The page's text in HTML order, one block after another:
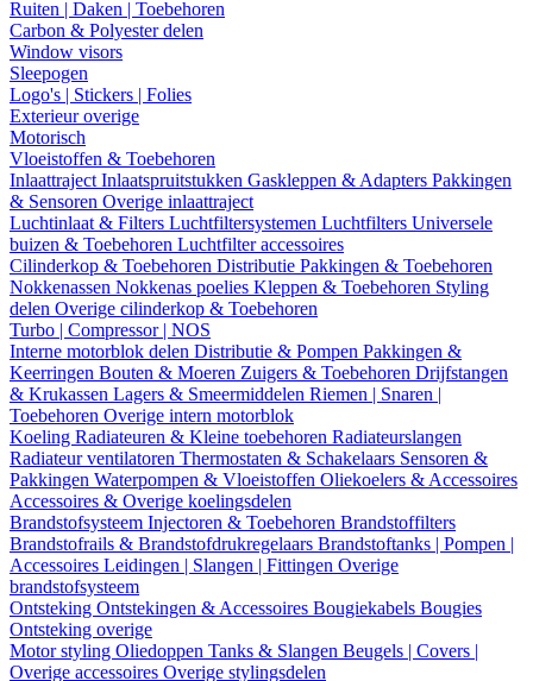
Ruiten | Daken | Toebehoren
Carbon & Polyester delen
Window visors
Sleepogen
Logo's | Stickers | Folies
Exterieur overige
Motorisch
Vloeistoffen & Toebehoren
Inlaattraject Inlaatspruitstukken Gaskleppen & Adapters Pakkingen
& Sensoren Overige inlaattraject
Luchtinlaat & Filters Luchtfiltersystemen Luchtfilters Universele
buizen & Toebehoren Luchtfilter accessoires
Cilinderkop & Toebehoren Distributie Pakkingen & Toebehoren
Nokkenassen Nokkenas poelies Kleppen & Toebehoren Styling
delen Overige cilinderkop & Toebehoren
Turbo | Compressor | NOS
Interne motorblok delen Distributie & Pompen Pakkingen &
Keerringen Bouten & Moeren Zuigers & Toebehoren Drijfstangen
& Krukassen Lagers & Smeermiddelen Riemen | Snaren |
Toebehoren Overige intern motorblok
Koeling Radiateuren & Kleine toebehoren Radiateurslangen
Radiateur ventilatoren Thermostaten & Schakelaars Sensoren &
Pakkingen Waterpompen & Vloeistoffen Oliekoelers & Accessoires
Accessoires & Overige koelingsdelen
Brandstofsysteem Injectoren & Toebehoren Brandstoffilters
Brandstofrails & Brandstofdrukregelaars Brandstoftanks | Pompen |
Accessoires Leidingen | Slangen | Fittingen Overige
brandstofsysteem
Ontsteking Ontstekingen & Accessoires Bougiekabels Bougies
Ontsteking overige
Motor styling Oliedoppen Tanks & Slangen Beugels | Covers |
Overige accessoires Overige stylingsdelen